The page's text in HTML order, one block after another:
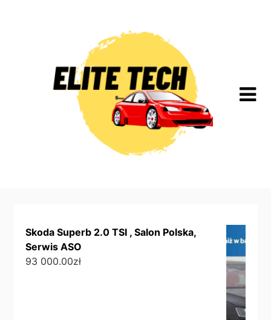
Skoda Superb 2.0 TSI , Salon Polska,
Serwis ASO
93 000.00zł